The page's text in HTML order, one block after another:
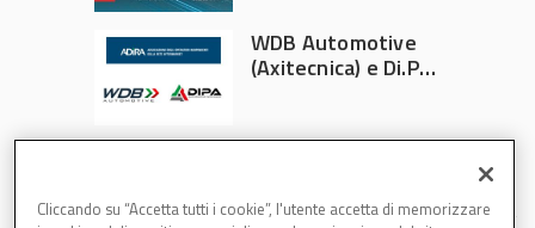
WDB Automotive
(Axitecnica) e Di.Pa.
Cliccando su “Accetta tutti i cookie”, l'utente accetta di memorizzare